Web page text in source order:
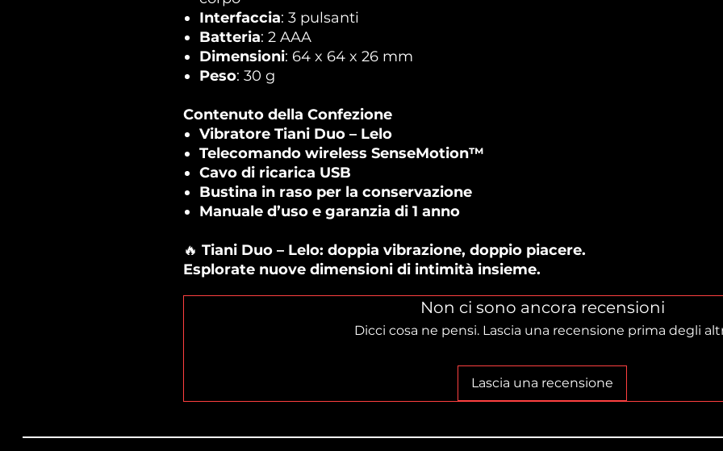
Interfaccia: 3 pulsanti
Batteria: 2 AAA
Dimensioni: 64 x 64 x 26 mm
Peso: 30 g
Contenuto della Confezione
Vibratore Tiani Duo – Lelo
Telecomando wireless SenseMotion™
Cavo di ricarica USB
Bustina in raso per la conservazione
Manuale d’uso e garanzia di 1 anno
🔥 Tiani Duo – Lelo: doppia vibrazione, doppio piacere.
Esplorate nuove dimensioni di intimità insieme.
Non ci sono ancora recensioni
Dicci cosa ne pensi. Lascia una recensione prima degli
Lascia una recensione